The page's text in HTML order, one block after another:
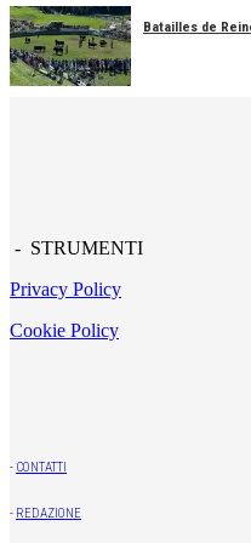
Batailles de
- STRUMENTI
Privacy Policy
Cookie Policy
- CONTATTI
- REDAZIONE